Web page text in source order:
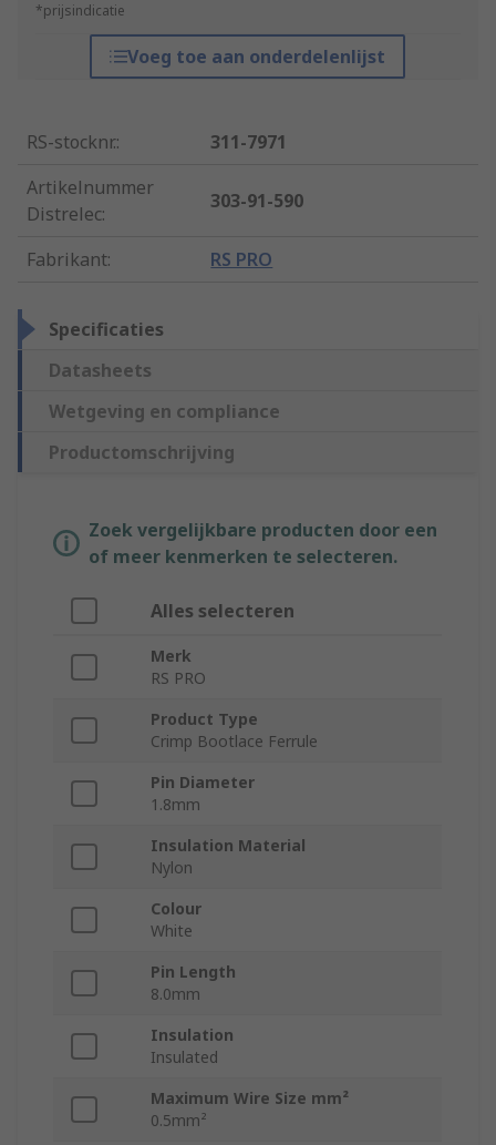
*prijsindicatie
Voeg toe aan onderdelenlijst
RS-stocknr.:
311-7971
Artikelnummer
Distrelec:
303-91-590
Fabrikant: RS PRO
Specificaties
Datasheets
Wetgeving en compliance
Productomschrijving
Zoek vergelijkbare producten door een
of meer kenmerken te selecteren.
Alles selecteren
Merk
RS PRO
Product Type
Crimp Bootlace Ferrule
Pin Diameter
1.8mm
Insulation Material
Nylon
Colour
White
Pin Length
8.0mm
Insulation
Insulated
Maximum Wire Size mm²
0.5mm²